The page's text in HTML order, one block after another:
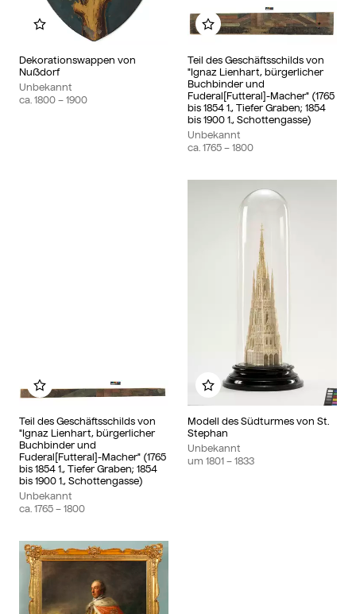
Dekorationswappen von
Nußdorf
Unbekannt
ca. 1800 – 1900
Zu meinem Album hinzufügen
Teil des Geschäftsschilds von
"Ignaz Lienhart, bürgerlicher
Buchbinder und
Fuderal[Futteral]-Macher" (1765
bis 1854 1., Tiefer Graben; 1854
bis 1900 1., Schottengasse)
Unbekannt
ca. 1765 – 1800
Zu meinem Album
Teil des Geschäftsschilds von
"Ignaz Lienhart, bürgerlicher
Buchbinder und
Fuderal[Futteral]-Macher" (1765
bis 1854 1., Tiefer Graben; 1854
bis 1900 1., Schottengasse)
Unbekannt
ca. 1765 – 1800
Zu meinem Album hinzufügen
Modell des Südturmes von St.
Stephan
Unbekannt
um 1801 – 1833
Zu meinem Album